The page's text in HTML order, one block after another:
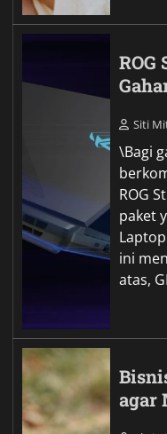
ROG
Siti
\Bagi
ROG
paket
ini
atas,
agar